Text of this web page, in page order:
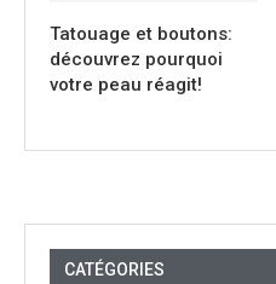
Tatouage et boutons:
découvrez pourquoi
votre peau réagit!
CATÉGORIES